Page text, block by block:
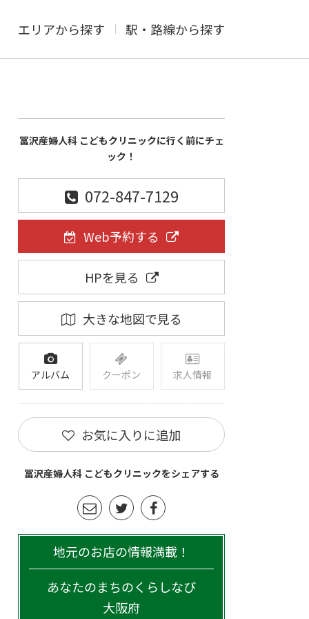
エリアから探す 駅・路線から探す
冨沢産婦人科 こどもクリニックに行く前にチェ
ック！
072-847-7129
Web予約する
HPを見る
大きな地図で見る
アルバム クーポン 求人情報
お気に入りに追加
冨沢産婦人科 こどもクリニックをシェアする
地元のお店の情報満載！
あなたのまちのくらしなび
大阪府